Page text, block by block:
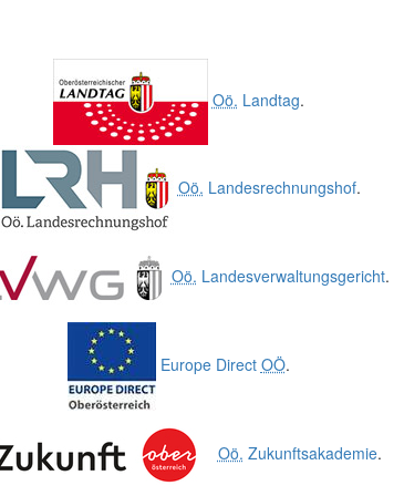
Oö. Landtag.
Oö. Landesrechnungshof.
Oö. Landesverwaltungsgericht.
Europe Direct OÖ.
Oö. Zukunftsakademie.